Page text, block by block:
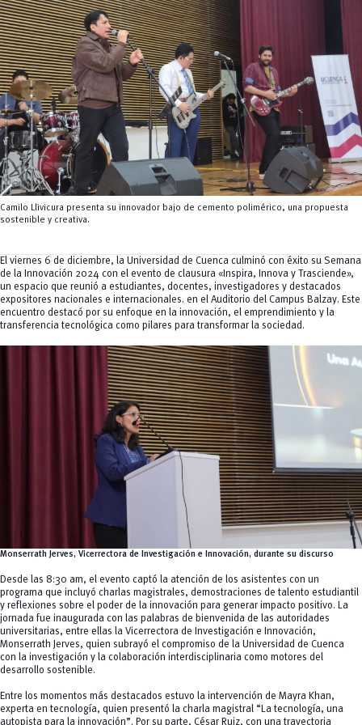
y Agropecuarias
MOVERU
Posgrados
Radio Universitaria
Salud
Sostenibilidad
Vinculación
Camilo Llivicura presenta su innovador bajo de cemento polimérico, una propuesta
sostenible y creativa.
El viernes 6 de diciembre, la Universidad de Cuenca culminó con éxito su Semana
de la Innovación 2024 con el evento de clausura «Inspira, Innova y Trasciende»,
un espacio que reunió a estudiantes, docentes, investigadores y destacados
expositores nacionales e internacionales. en el Auditorio del Campus Balzay. Este
encuentro destacó por su enfoque en la innovación, el emprendimiento y la
transferencia tecnológica como pilares para transformar la sociedad.
Monserrath Jerves, Vicerrectora de Investigación e Innovación, durante su discurso
Desde las 8:30 am, el evento captó la atención de los asistentes con un
programa que incluyó charlas magistrales, demostraciones de talento estudiantil
y reflexiones sobre el poder de la innovación para generar impacto positivo. La
jornada fue inaugurada con las palabras de bienvenida de las autoridades
universitarias, entre ellas la Vicerrectora de Investigación e Innovación,
Monserrath Jerves, quien subrayó el compromiso de la Universidad de Cuenca
con la investigación y la colaboración interdisciplinaria como motores del
desarrollo sostenible.
Entre los momentos más destacados estuvo la intervención de Mayra Khan,
experta en tecnología, quien presentó la charla magistral “La tecnología, una
autopista para la innovación”. Por su parte, César Ruiz, con una trayectoria